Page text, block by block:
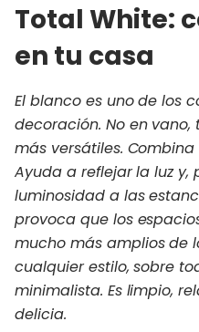
Total White:
en tu casa
El blanco es uno de los
decoración. No en
más versátiles.
Ayuda a reflejar la luz
luminosidad a las
provoca que los
mucho más amplios de
cualquier estilo, sobre
minimalista. Es limpio,
delicia.